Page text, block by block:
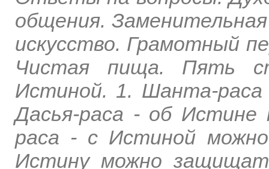
общения.
искусство. Грамотный
Чистая пища. Пять
Истиной. 1. Шанта-
Дасья-раса - об Истине
раса - с Истиной
Истину можно